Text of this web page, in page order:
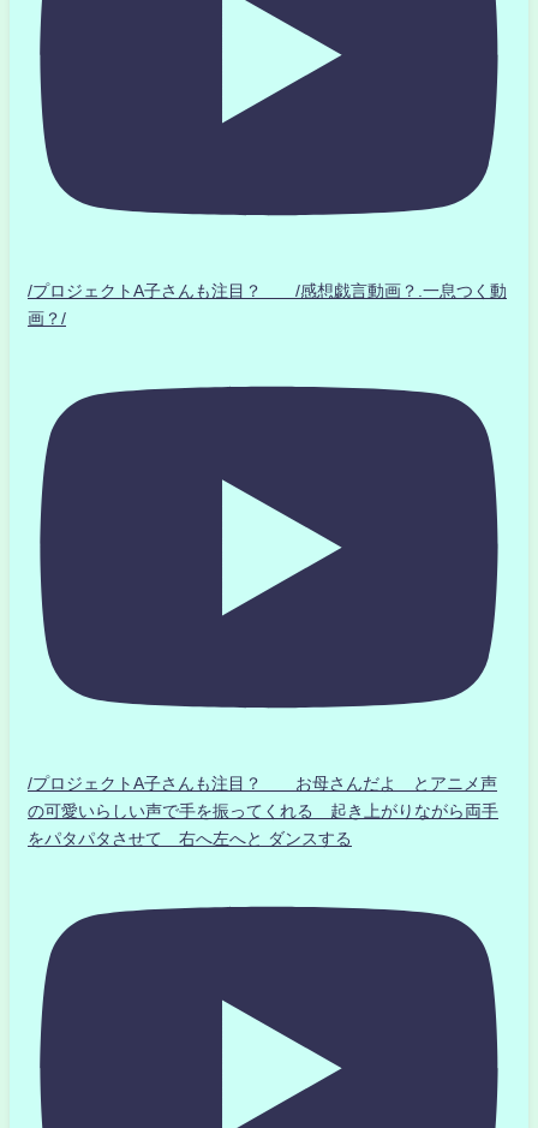
/プロジェクトA子さんも注目？ /感想戯言動画？.一息つく動
画？/
/プロジェクトA子さんも注目？ お母さんだよ とアニメ声
の可愛いらしい声で手を振ってくれる 起き上がりながら両手
をパタパタさせて 右へ左へと ダンスする